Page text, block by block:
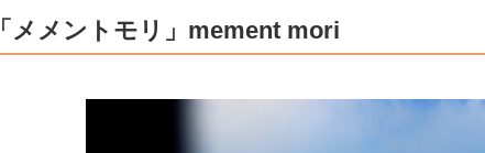
「メメントモリ」mement mori